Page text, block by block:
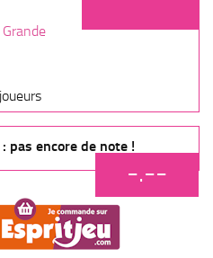
Grande
pas encore de note !
-.--